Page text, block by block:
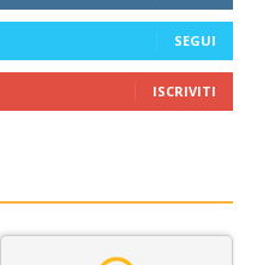
SEGUI
ISCRIVITI